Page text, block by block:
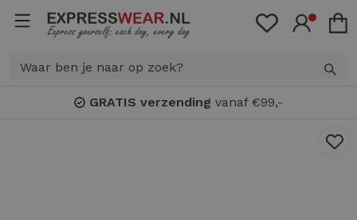
verzendingvanaf €99,-